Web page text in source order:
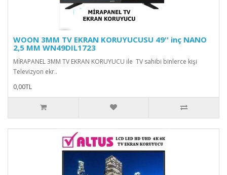
WOON 3MM TV EKRAN KORUYUCUSU 49'' inç NANO
2,5 MM WN49DIL1723
MİRAPANEL 3MM TV EKRAN KORUYUCU ile TV sahibi binlerce kişi
Televizyon ekr..
0,00TL